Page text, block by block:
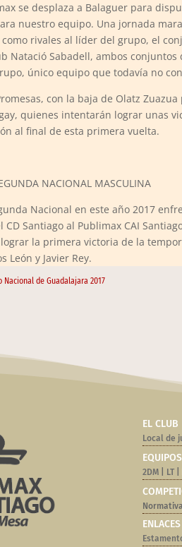
se desplaza a Balaguer para
nuestro equipo. Una jornada
rivales al líder del grupo, el
Natació Sabadell, ambos
único equipo que todavía no
con la baja de Olatz
quienes intentarán lograr unas
al final de esta primera vuelta.
NACIONAL MASCULINA
Nacional en este año 2017
CD Santiago al Publimax CAI
la primera victoria de la
León y Javier Rey.
Nacional de Guadalajara 2017
EL CLUB
Local de
EQUIPOS
2DM| LT|
ENLACES